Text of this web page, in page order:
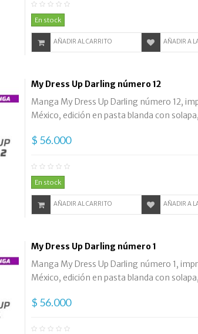
En stock
AÑADIR AL CARRITO AÑADIR A
My Dress Up Darling número 12
Manga My Dress Up Darling número 12,
México, edición en pasta blanda con
$ 56.000
En stock
AÑADIR AL CARRITO AÑADIR A
My Dress Up Darling número 1
Manga My Dress Up Darling número 1,
México, edición en pasta blanda con
$ 56.000